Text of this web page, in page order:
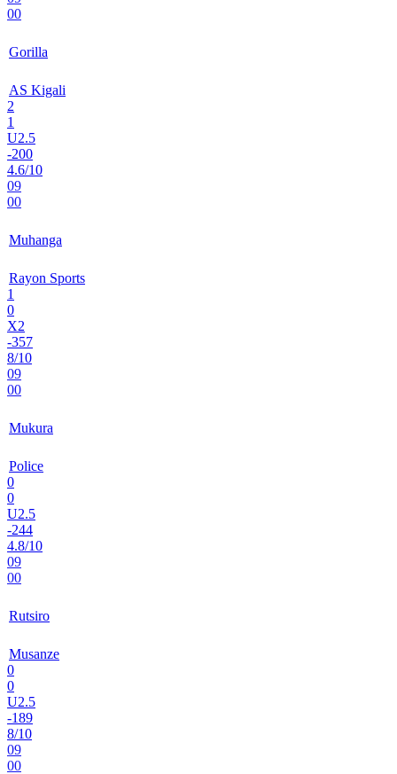
00
Gorilla
AS Kigali
2
1
U2.5
-200
4.6/10
09
00
Muhanga
Rayon Sports
1
0
X2
-357
8/10
09
00
Mukura
Police
0
0
U2.5
-244
4.8/10
09
00
Rutsiro
Musanze
0
0
U2.5
-189
8/10
09
00